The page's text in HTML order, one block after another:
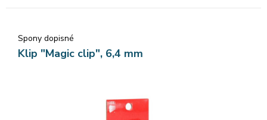
Spony dopisné
Klip "Magic clip", 6,4 mm